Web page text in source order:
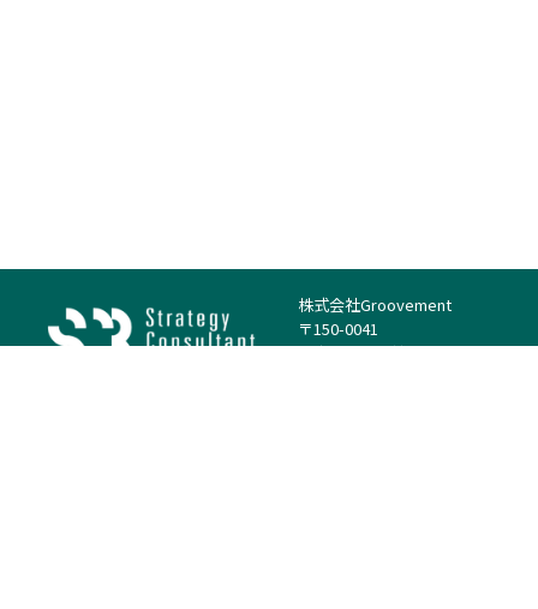
株式会社Groovement
〒150-0041
東京都渋谷区神南1丁目23−14